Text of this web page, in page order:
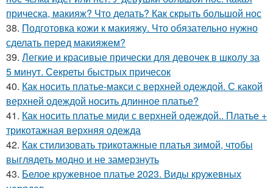
прическа, макияж? Что делать? Как скрыть большой нос
38. Подготовка кожи к макияжу. Что обязательно нужно
сделать перед макияжем?
39. Легкие и красивые прически для девочек в школу за
5 минут. Секреты быстрых причесок
40. Как носить платье-макси с верхней одеждой. С какой
верхней одеждой носить длинное платье?
41. Как носить платье миди с верхней одеждой.. Платье +
трикотажная верхняя одежда
42. Как стилизовать трикотажные платья зимой, чтобы
выглядеть модно и не замерзнуть
43. Белое кружевное платье 2023. Виды кружевных